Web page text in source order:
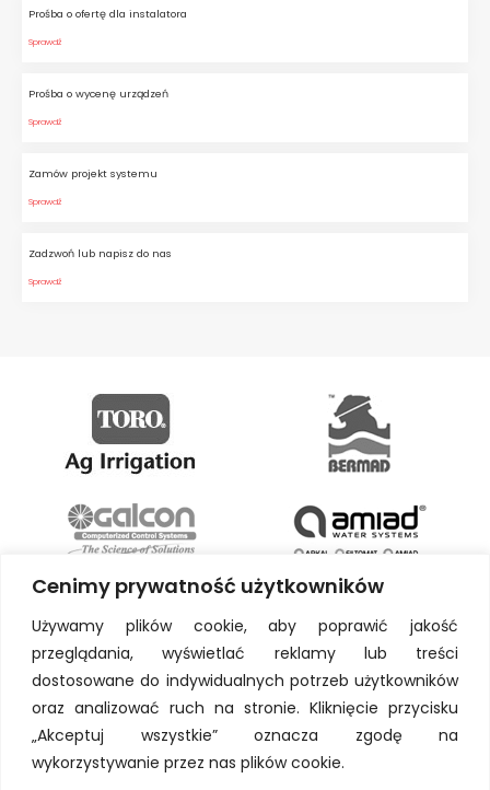
Cenimy prywatność użytkowników
Używamy plików cookie, aby poprawić jakość
przeglądania, wyświetlać reklamy lub treści
dostosowane do indywidualnych potrzeb użytkowników
oraz analizować ruch na stronie. Kliknięcie przycisku
„Akceptuj wszystkie” oznacza zgodę na
wykorzystywanie przez nas plików cookie.
Prośba o ofertę dla instalatora
Sprawdź
Prośba o wycenę urządzeń
Sprawdź
Zamów projekt systemu
Sprawdź
Zadzwoń lub napisz do nas
Sprawdź